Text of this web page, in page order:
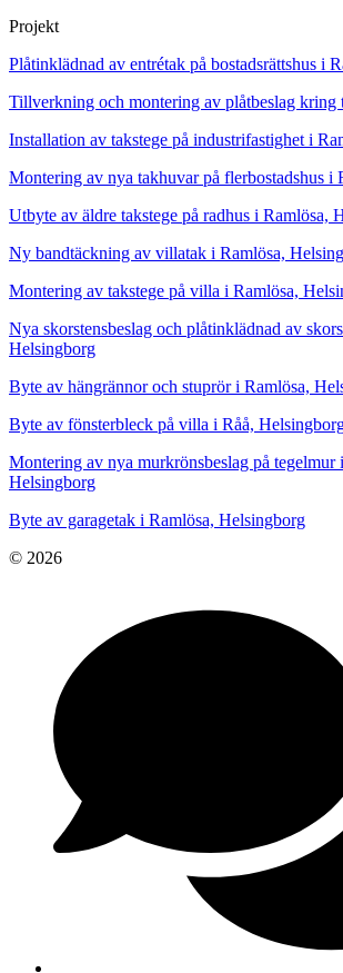
Projekt
Plåtinklädnad av entrétak på bostadsrättshus i
Tillverkning och montering av plåtbeslag kring
Installation av takstege på industrifastighet i
Montering av nya takhuvar på flerbostadshus i
Utbyte av äldre takstege på radhus i Ramlösa,
Ny bandtäckning av villatak i Ramlösa,
Montering av takstege på villa i Ramlösa,
Nya skorstensbeslag och plåtinklädnad av
Helsingborg
Byte av hängrännor och stuprör i Ramlösa,
Byte av fönsterbleck på villa i Råå,
Montering av nya murkrönsbeslag på tegelmur
Helsingborg
Byte av garagetak i Ramlösa, Helsingborg
© 2026